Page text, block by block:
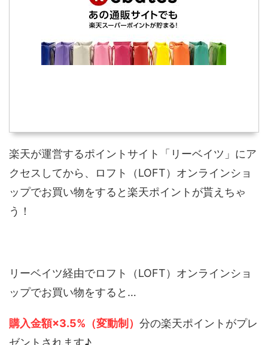
楽天が運営するポイントサイト「リーベイツ」にア
クセスしてから、ロフト（LOFT）オンラインショ
ップでお買い物をすると楽天ポイントが貰えちゃ
う！
リーベイツ経由でロフト（LOFT）オンラインショ
ップでお買い物をすると…
購入金額×3.5%（変動制） 分の楽天ポイントがプレ